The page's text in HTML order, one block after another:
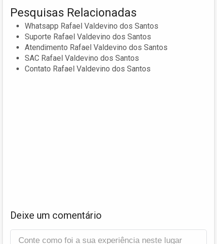
Pesquisas Relacionadas
Whatsapp Rafael Valdevino dos Santos
Suporte Rafael Valdevino dos Santos
Atendimento Rafael Valdevino dos Santos
SAC Rafael Valdevino dos Santos
Contato Rafael Valdevino dos Santos
Deixe um comentário